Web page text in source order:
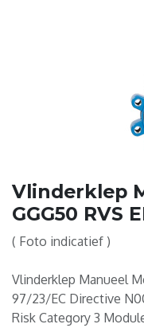
Vlinderklep
GGG50 RVS
( Foto indicatief )
Vlinderklep Manueel
97/23/EC Directive
Risk Category 3